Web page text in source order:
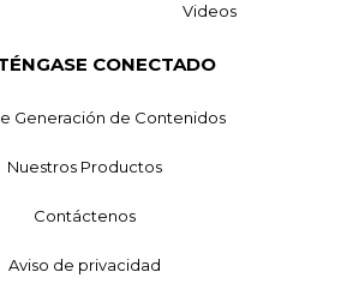
Videos
CONECTADO
Generación de Contenidos
Nuestros Productos
Contáctenos
Aviso de privacidad